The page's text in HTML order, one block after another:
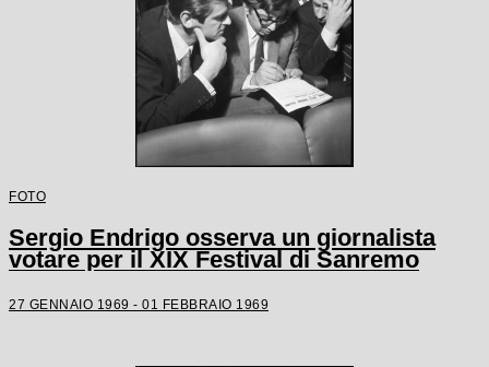
FOTO
Sergio Endrigo osserva un giornalista
votare per il XIX Festival di Sanremo
27 GENNAIO 1969 - 01 FEBBRAIO 1969